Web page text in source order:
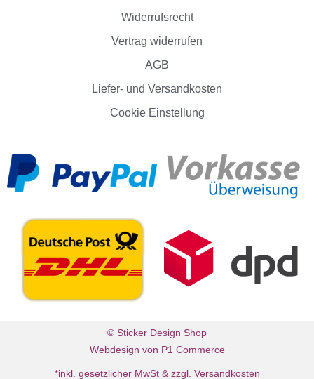
Widerrufsrecht
Vertrag widerrufen
AGB
Liefer- und Versandkosten
Cookie Einstellung
© Sticker Design Shop
Webdesign von P1 Commerce
*inkl. gesetzlicher MwSt & zzgl. Versandkosten